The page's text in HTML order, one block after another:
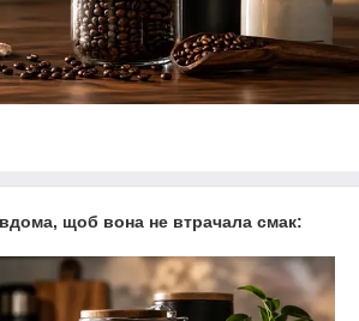
вдома, щоб вона не втрачала смак: